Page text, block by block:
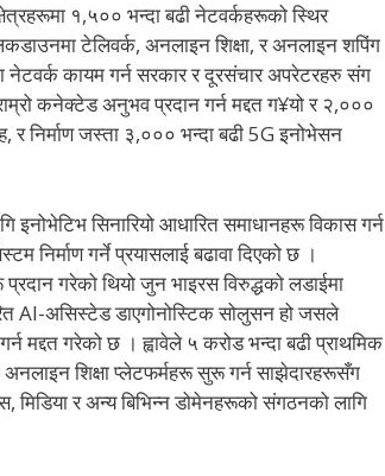
१,५०० भन्दा बढी नेटवर्कहरूको स्थिर
टेलिवर्क, अनलाइन शिक्षा, र अनलाइन शपिंग
नेटवर्क कायम गर्न सरकार र दूरसंचार अपरेटरहरु संग
कनेक्टेड अनुभव प्रदान गर्न मद्दत ग¥यो र २,०००
र निर्माण जस्ता ३,००० भन्दा बढी 5G इनोभेसन
इनोभेटिभ सिनारियो आधारित समाधानहरू विकास गर्न
निर्माण गर्ने प्रयासलाई बढावा दिएको छ ।
प्रदान गरेको थियो जुन भाइरस विरुद्धको लडाईमा
AI-असिस्टेड डाएगोनोस्टिक सोलुसन हो जसले
मद्दत गरेको छ । ह्वावेले ५ करोड भन्दा बढी प्राथमिक
अनलाइन शिक्षा प्लेटफर्महरू सुरू गर्न साझेदारहरूसँग
मिडिया र अन्य बिभिन्न डोमेनहरूको संगठनको लागि